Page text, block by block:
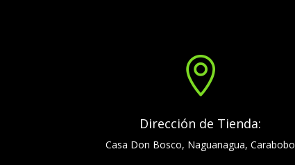

Dirección de Tienda:
Casa Don Bosco, Naguanagua, Carabobo